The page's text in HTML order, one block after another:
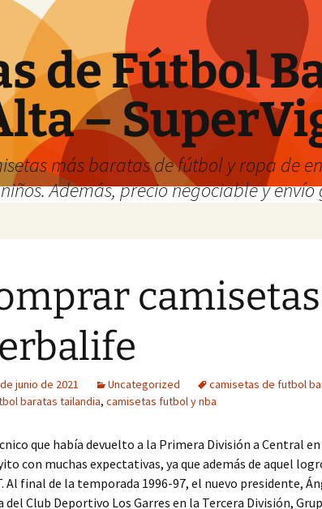
de Fútbol
–
más baratas de fútbol y ropa de
Además, precio negociable y
camisetas
junio de 2021 Uncategorized camisetas de futbol
baratas tailandia, camisetas futbol y nba
que había devuelto a la Primera División a Central
con muchas expectativas, ya que además de aquel
Al final de la temporada 1996-97, el nuevo presidente,
del Club Deportivo Los Garres en la Tercera División,